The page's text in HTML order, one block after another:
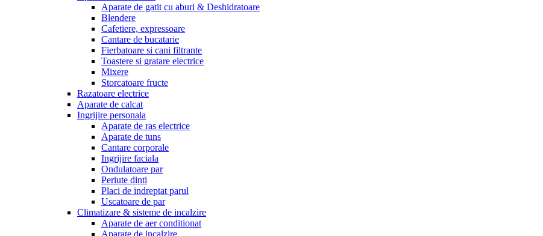
Aparate de gatit cu aburi & Deshidratoare
Blendere
Cafetiere, expressoare
Cantare de bucatarie
Fierbatoare si cani filtrante
Toastere si gratare electrice
Mixere
Storcatoare fructe
Razatoare electrice
Aparate de calcat
Ingrijire personala
Aparate de ras electrice
Aparate de tuns
Cantare corporale
Ingrijire faciala
Ondulatoare par
Periute dinti
Placi de indreptat parul
Uscatoare de par
Climatizare & sisteme de incalzire
Aparate de aer conditionat
Aparate de incalzire